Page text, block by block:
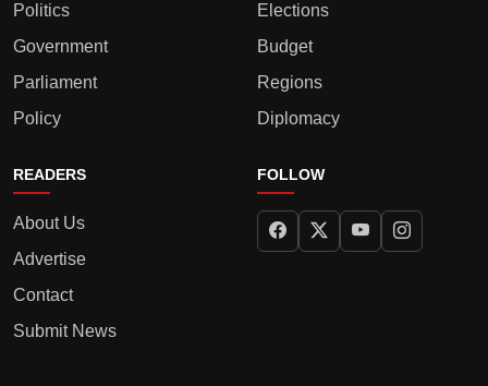
Politics
Government
Parliament
Policy
Elections
Budget
Regions
Diplomacy
READERS
About Us
Advertise
Contact
Submit News
FOLLOW